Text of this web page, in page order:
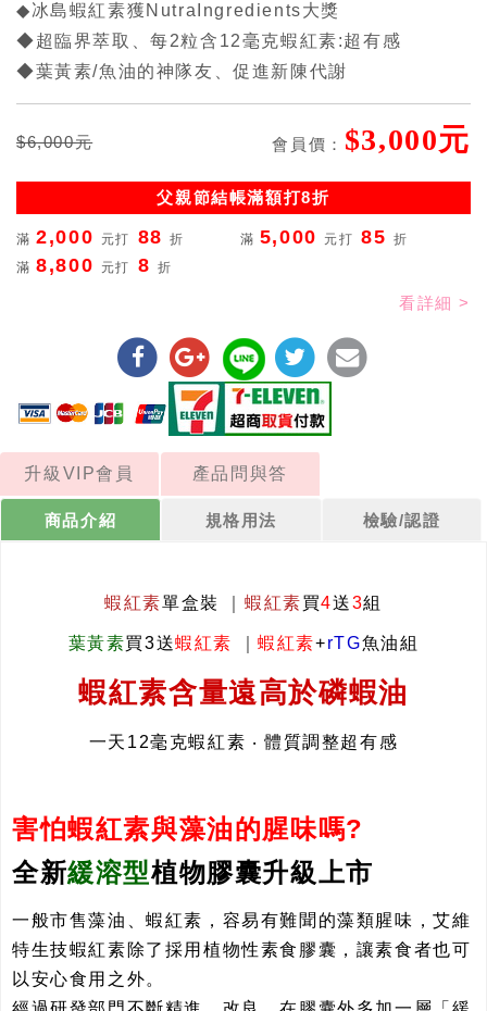
◆冰島蝦紅素獲NutraIngredients大獎
◆超臨界萃取、每2粒含12毫克蝦紅素:超有感
◆葉黃素/魚油的神隊友、促進新陳代謝
$6,000元 會員價： $3,000元
父親節結帳滿額打8折
滿2,000 元打 88折 滿 5,000 元打 85折
滿8,800 元打 8 折
看詳細 >
升級VIP會員 產品問與答
商品介紹 規格用法 檢驗/認證
蝦紅素單盒裝 蝦紅素買4送3組
葉黃素買3送蝦紅素 ｜蝦紅素+rTG魚油組
蝦紅素含量遠高於磷蝦油
一天12毫克蝦紅素 ‧ 體質調整超有感
害怕蝦紅素與藻油的腥味嗎?
全新緩溶型植物膠囊升級上市
一般市售藻油、蝦紅素，容易有難聞的藻類腥味，艾維
特生技蝦紅素除了採用植物性素食膠囊，讓素食者也可
以安心食用之外。